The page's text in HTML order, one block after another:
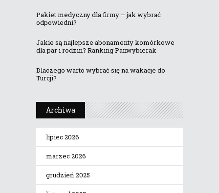
Pakiet medyczny dla firmy – jak wybrać
odpowiedni?
Jakie są najlepsze abonamenty komórkowe
dla par i rodzin? Ranking Panwybierak
Dlaczego warto wybrać się na wakacje do
Turcji?
Archiwa
lipiec 2026
marzec 2026
grudzień 2025